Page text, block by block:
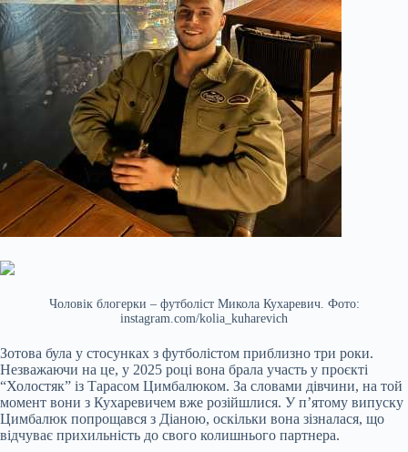
Чоловік блогерки – футболіст Микола Кухаревич. Фото:
instagram.com/kolia_kuharevich
Зотова була у стосунках з футболістом приблизно три роки.
Незважаючи на це, у 2025 році вона брала участь у проєкті
“Холостяк” із Тарасом Цимбалюком. За словами дівчини, на той
момент вони з Кухаревичем вже розійшлися. У п’ятому випуску
Цимбалюк попрощався з Діаною, оскільки вона зізналася, що
відчуває прихильність до свого колишнього партнера.